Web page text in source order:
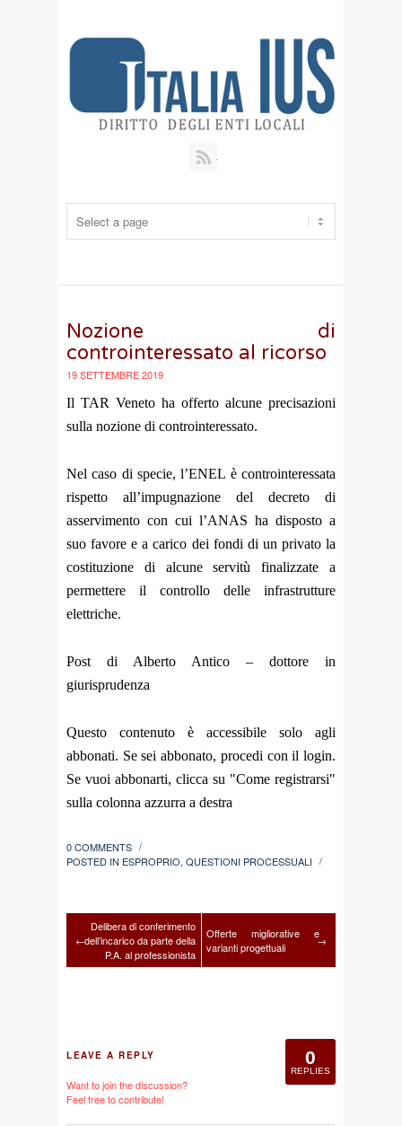
Nozione di
controinteressato al ricorso
19 SETTEMBRE 2019
Il TAR Veneto ha offerto alcune precisazioni
sulla nozione di controinteressato.
Nel caso di specie, l’ENEL è controinteressata
rispetto all’impugnazione del decreto di
asservimento con cui l’ANAS ha disposto a
suo favore e a carico dei fondi di un privato la
costituzione di alcune servitù finalizzate a
permettere il controllo delle infrastrutture
elettriche.
Post di Alberto Antico – dottore in
giurisprudenza
Questo contenuto è accessibile solo agli
abbonati. Se sei abbonato, procedi con il login.
Se vuoi abbonarti, clicca su "Come registrarsi"
sulla colonna azzurra a destra
0 COMMENTS /
POSTED IN ESPROPRIO,QUESTIONI PROCESSUALI /
←
Delibera di conferimento
dell’incarico da parte della
P.A. al professionista
Offerte migliorative e
varianti progettuali
→
0
REPLIES
LEAVE A REPLY
Want to join the discussion?
Feel free to contribute!